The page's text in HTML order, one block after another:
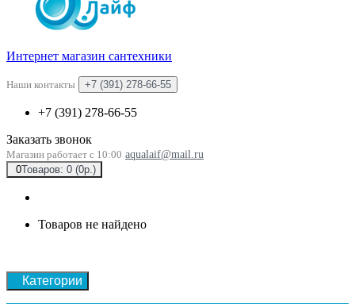
Интернет магазин сантехники
Наши контакты +7 (391) 278-66-55
+7 (391) 278-66-55
Заказать звонок
Магазин работает с 10:00 aqualaif@mail.ru
0Товаров: 0 (0р.)
Товаров не найдено
Категории